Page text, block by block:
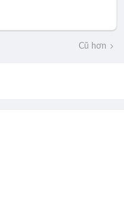
Cũ hơn